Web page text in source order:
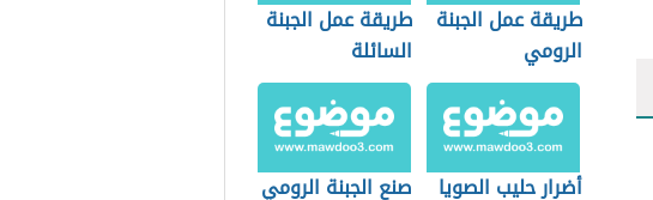
طريقة عمل الجبنة
الرومي
طريقة عمل الجبنة
السائلة
أضرار حليب الصويا صنع الجبنة الرومي